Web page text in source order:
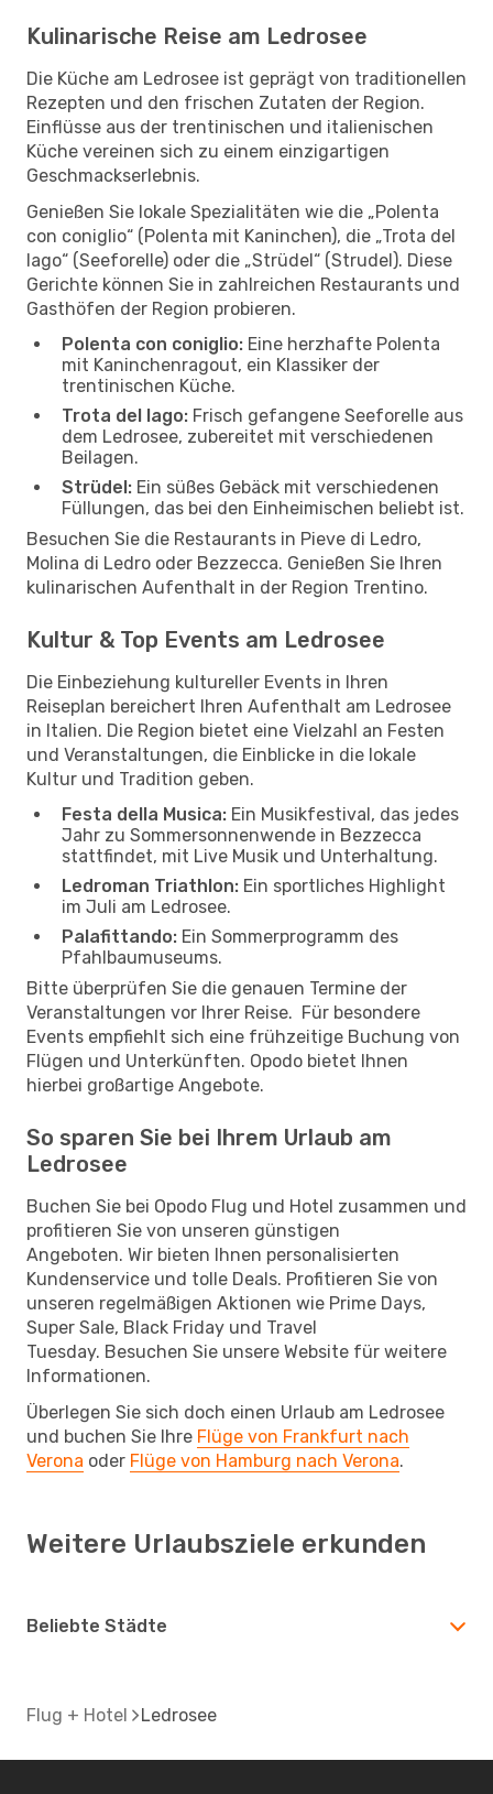
Kulinarische Reise am Ledrosee
Die Küche am Ledrosee ist geprägt von traditionellen
Rezepten und den frischen Zutaten der Region.
Einflüsse aus der trentinischen und italienischen
Küche vereinen sich zu einem einzigartigen
Geschmackserlebnis.
Genießen Sie lokale Spezialitäten wie die „Polenta
con coniglio“ (Polenta mit Kaninchen), die „Trota del
lago“ (Seeforelle) oder die „Strüdel“ (Strudel). Diese
Gerichte können Sie in zahlreichen Restaurants und
Gasthöfen der Region probieren.
Polenta con coniglio: Eine herzhafte Polenta
mit Kaninchenragout, ein Klassiker der
trentinischen Küche.
Trota del lago: Frisch gefangene Seeforelle aus
dem Ledrosee, zubereitet mit verschiedenen
Beilagen.
Strüdel: Ein süßes Gebäck mit verschiedenen
Füllungen, das bei den Einheimischen beliebt ist.
Besuchen Sie die Restaurants in Pieve di Ledro,
Molina di Ledro oder Bezzecca. Genießen Sie Ihren
kulinarischen Aufenthalt in der Region Trentino.
Kultur & Top Events am Ledrosee
Die Einbeziehung kultureller Events in Ihren
Reiseplan bereichert Ihren Aufenthalt am Ledrosee
in Italien. Die Region bietet eine Vielzahl an Festen
und Veranstaltungen, die Einblicke in die lokale
Kultur und Tradition geben.
Festa della Musica: Ein Musikfestival, das jedes
Jahr zu Sommersonnenwende in Bezzecca
stattfindet, mit Live Musik und Unterhaltung.
Ledroman Triathlon: Ein sportliches Highlight
im Juli am Ledrosee.
Palafittando: Ein Sommerprogramm des
Pfahlbaumuseums.
Bitte überprüfen Sie die genauen Termine der
Veranstaltungen vor Ihrer Reise. Für besondere
Events empfiehlt sich eine frühzeitige Buchung von
Flügen und Unterkünften. Opodo bietet Ihnen
hierbei großartige Angebote.
So sparen Sie bei Ihrem Urlaub am
Ledrosee
Buchen Sie bei Opodo Flug und Hotel zusammen und
profitieren Sie von unseren günstigen
Angeboten. Wir bieten Ihnen personalisierten
Kundenservice und tolle Deals. Profitieren Sie von
unseren regelmäßigen Aktionen wie Prime Days,
Super Sale, Black Friday und Travel
Tuesday. Besuchen Sie unsere Website für weitere
Informationen.
Überlegen Sie sich doch einen Urlaub am Ledrosee
und buchen Sie Ihre Flüge von Frankfurt nach
Verona oder Flüge von Hamburg nach Verona.
Weitere Urlaubsziele erkunden
Beliebte Städte
Flug + Hotel Ledrosee